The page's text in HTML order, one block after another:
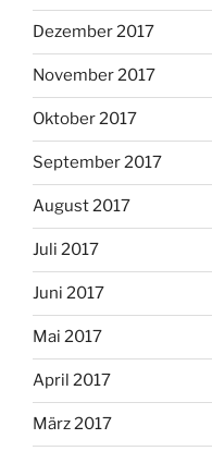
Dezember 2017
November 2017
Oktober 2017
September 2017
August 2017
Juli 2017
Juni 2017
Mai 2017
April 2017
März 2017